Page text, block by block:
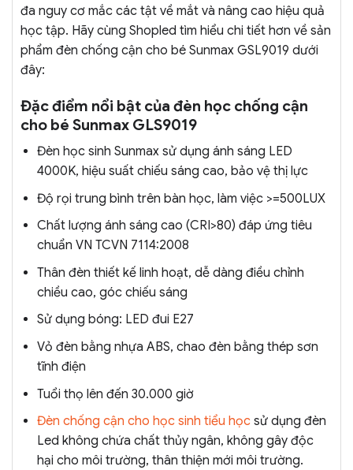
đa nguy cơ mắc các tật về mắt và nâng cao hiệu quả
học tập. Hãy cùng Shopled tìm hiểu chi tiết hơn về sản
phẩm đèn chống cận cho bé Sunmax GSL9019 dưới
đây:
Đặc điểm nổi bật của đèn học chống cận
cho bé Sunmax GLS9019
Đèn học sinh Sunmax sử dụng ánh sáng LED
4000K, hiệu suất chiếu sáng cao, bảo vệ thị lực
Độ rọi trung bình trên bàn học, làm việc >=500LUX
Chất lượng ánh sáng cao (CRI>80) đáp ứng tiêu
chuẩn VN TCVN 7114:2008
Thân đèn thiết kế linh hoạt, dễ dàng điều chỉnh
chiều cao, góc chiếu sáng
Sử dụng bóng: LED đui E27
Vỏ đèn bằng nhựa ABS, chao đèn bằng thép sơn
tĩnh điện
Tuổi thọ lên đến 30.000 giờ
Đèn chống cận cho học sinh tiểu họcsử dụng đèn
Led không chứa chất thủy ngân, không gây độc
hại cho môi trường, thân thiện mới môi trường.